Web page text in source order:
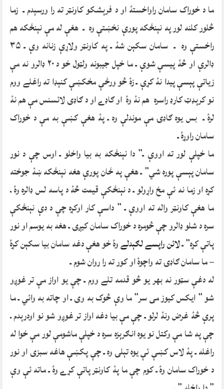
ما د خوراک سامان راواخستۀ او د فرېشکو کاونټر ته را ورسېدم ـ زما
څلور کلنه لور په نېنځکه پورې نخښتې وہ ـ هغې له مې نېنځکه هم
راخستې وہ ـ سامان سکېن شۀ ـ په کاونټر ولاړې زنانه وې ـ ۳۵
ډالرې او څۀ پیسې شوې ـ ما خپل جیبونه ولټول خو د ۲۰ ډالرو نه مې
زیاتې پېسې پیدا نۀ کړې ـ زۀ څو ورځې مخکښې کنېډا ته راغلے ووم
نو کرېډټ کارډ راسرہ هم نۀ وۀ او ګاډے او د ګاډی لائسنس مې هم نۀ
لرۀ ـ بس یوہ ګاډۍ مې موندلې وہ ـ پۀ هغې کښې به مې د خوراک
سامان راوړۀ ـ
ما خپلې لور ته اووې ـ” دا نېنځکه به بیا واخلو ـ اوس چې د نور
سامان پېسې پورہ شي” ـ هغې په ځان پورې هغه نېنځکه ښۀ جوخته
کړہ او زما نه ئې مخ واړولو ـ د نېنځکې قیمت څۀ د پاسه لس ډالرہ وۀ ـ
ما هغې کاونټر واله ته اووې ـ ” داسې کار اوکړہ چې د دې نېنځکې
سرہ د شلو ډالرو چې څومرہ د خوراک سامان کيږی ـ هغه به یوسم او نور
پاتې کړہ” ـلائن راپسے لګېدلےوۀ خو هغې دغه سامان بیا سکېن کړۀ
– ما سامان ګاډۍ ته واچوۀ او کور ته را روان شوم ـ
له دغې سټور نه بهر یو څو قدمه تلے ووم ـ چې یو اواز مې تر غوږو
شو ” ایکس کیوز می سر” ما وې څوک به وی ـ او چاته به وائي ـ ما
پرې څۀ غرض ونۀ لرلو ـ چې مې بیا دغه اواز تر غوږو شو نو اودرېدم ـ
چې په شا مې وکتل نو یوہ انګرېزہ سرہ د خپلې ماشومې لور مې خوا له
راغله ـ پۀ لاس کښې ئې یوہ تېلۍ وہ ـ چې پکښې هاغه سبزی او نور
د خوراک سامان وۀ ـ کوم چې ما پۀ کاونټر پاتې کړے وۀ ـ ماته ئې وې